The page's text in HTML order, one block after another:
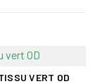
VERT OD